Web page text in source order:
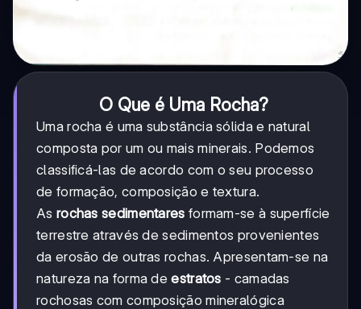
O Que é Uma Rocha?
Uma rocha é uma substância sólida e natural
composta por um ou mais minerais. Podemos
classificá-las de acordo com o seu processo
de formação, composição e textura.
As rochas sedimentares formam-se à superfície
terrestre através de sedimentos provenientes
da erosão de outras rochas. Apresentam-se na
natureza na forma deestratos - camadas
rochosas com composição mineralógica